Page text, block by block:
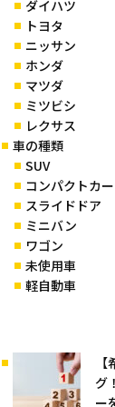
ダイハツ
トヨタ
ニッサン
ホンダ
マツダ
ミツビシ
レクサス
車の種類
SUV
コンパクトカー
スライドドア
ミニバン
ワゴン
未使用車
軽自動車
グ
ー